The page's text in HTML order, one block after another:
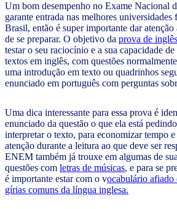
Um bom desempenho no Exame Nacional
garante entrada nas melhores universidades
Brasil, então é super importante dar atenção
de se preparar. O objetivo da prova de
testar o seu raciocínio e a sua capacidade
textos em inglês, com questões
uma introdução em texto ou quadrinhos
enunciado em português com perguntas
Uma dica interessante para essa prova é
enunciado da questão o que ela está
interpretar o texto, para economizar tempo
atenção durante a leitura ao que deve ser
ENEM também já trouxe em algumas de
questões com letras de músicas, e para se
é importante estar com o vocabulário afiado
gírias comuns da língua inglesa.